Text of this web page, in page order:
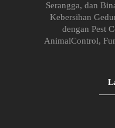
Serangga, dan
Kebersihan
dengan Pest
AnimalControl,